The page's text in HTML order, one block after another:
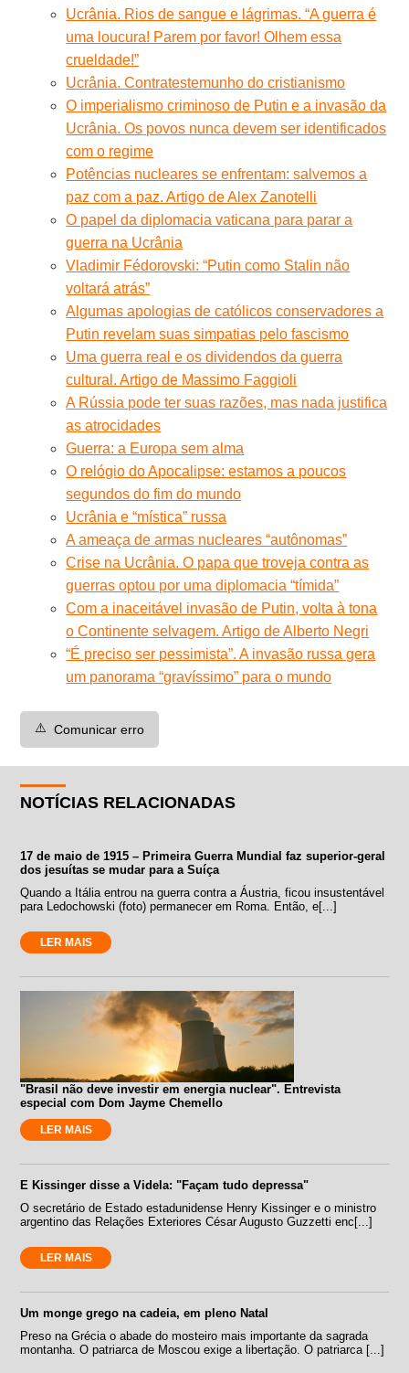
Ucrânia. Rios de sangue e lágrimas. “A guerra é
uma loucura! Parem por favor! Olhem essa
crueldade!”
Ucrânia. Contratestemunho do cristianismo
O imperialismo criminoso de Putin e a invasão da
Ucrânia. Os povos nunca devem ser identificados
com o regime
Potências nucleares se enfrentam: salvemos a
paz com a paz. Artigo de Alex Zanotelli
O papel da diplomacia vaticana para parar a
guerra na Ucrânia
Vladimir Fédorovski: “Putin como Stalin não
voltará atrás”
Algumas apologias de católicos conservadores a
Putin revelam suas simpatias pelo fascismo
Uma guerra real e os dividendos da guerra
cultural. Artigo de Massimo Faggioli
A Rússia pode ter suas razões, mas nada justifica
as atrocidades
Guerra: a Europa sem alma
O relógio do Apocalipse: estamos a poucos
segundos do fim do mundo
Ucrânia e “mística” russa
A ameaça de armas nucleares “autônomas”
Crise na Ucrânia. O papa que troveja contra as
guerras optou por uma diplomacia “tímida”
Com a inaceitável invasão de Putin, volta à tona
o Continente selvagem. Artigo de Alberto Negri
“É preciso ser pessimista”. A invasão russa gera
um panorama “gravíssimo” para o mundo
⚠️ Comunicar erro
NOTÍCIAS RELACIONADAS
17 de maio de 1915 – Primeira Guerra Mundial faz superior-geral
dos jesuítas se mudar para a Suíça
Quando a Itália entrou na guerra contra a Áustria, ficou insustentável
para Ledochowski (foto) permanecer em Roma. Então, e[...]
LER MAIS
"Brasil não deve investir em energia nuclear". Entrevista
especial com Dom Jayme Chemello
LER MAIS
E Kissinger disse a Videla: "Façam tudo depressa"
O secretário de Estado estadunidense Henry Kissinger e o ministro
argentino das Relações Exteriores César Augusto Guzzetti enc[...]
LER MAIS
Um monge grego na cadeia, em pleno Natal
Preso na Grécia o abade do mosteiro mais importante da sagrada
montanha. O patriarca de Moscou exige a libertação. O patriarca [...]